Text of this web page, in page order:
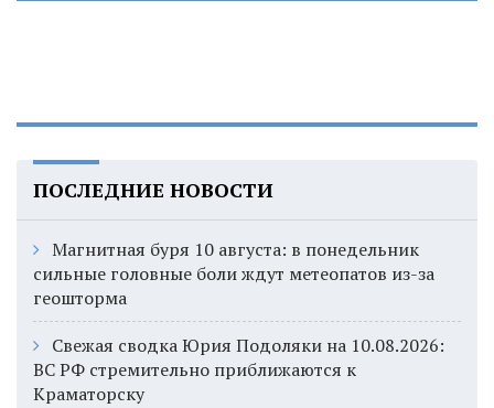
ПОСЛЕДНИЕ НОВОСТИ
Магнитная буря 10 августа: в понедельник
сильные головные боли ждут метеопатов из-за
геошторма
Свежая сводка Юрия Подоляки на 10.08.2026:
ВС РФ стремительно приближаются к
Краматорску